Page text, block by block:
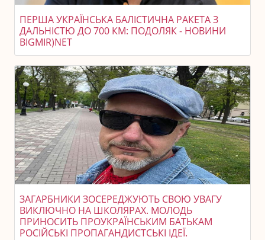
ПЕРША УКРАЇНСЬКА БАЛІСТИЧНА РАКЕТА З
ДАЛЬНІСТЮ ДО 700 КМ: ПОДОЛЯК - НОВИНИ
BIGMIR)NET
ЗАГАРБНИКИ ЗОСЕРЕДЖУЮТЬ СВОЮ УВАГУ
ВИКЛЮЧНО НА ШКОЛЯРАХ. МОЛОДЬ
ПРИНОСИТЬ ПРОУКРАЇНСЬКИМ БАТЬКАМ
РОСІЙСЬКІ ПРОПАГАНДИСТСЬКІ ІДЕЇ.